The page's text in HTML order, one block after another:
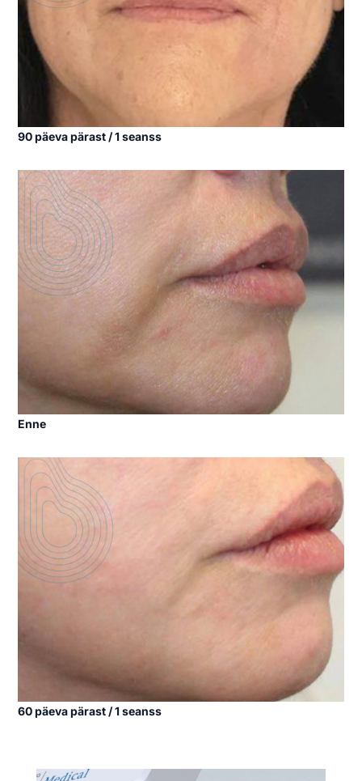
90 päeva pärast / 1 seanss
Enne
60 päeva pärast / 1 seanss